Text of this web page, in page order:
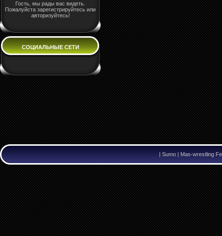
Гость, мы рады вас видеть.
Пожалуйста зарегистрируйтесь или
авторизуйтесь!
СОЦИАЛЬНЫЕ СЕТИ
| Sumo | Mas-wrestling